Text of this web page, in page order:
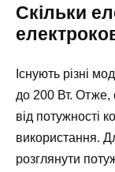
Скільки
Існують різні
до 200 Вт. Отже,
від потужності
використання.
розглянути